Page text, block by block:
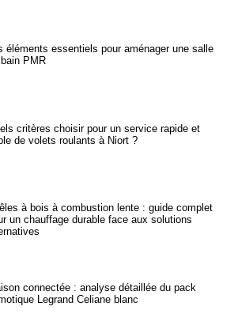
éléments essentiels pour aménager une salle
PMR
critères choisir pour un service rapide et
de volets roulants à Niort ?
à bois à combustion lente : guide complet
un chauffage durable face aux solutions
connectée : analyse détaillée du pack
Legrand Celiane blanc